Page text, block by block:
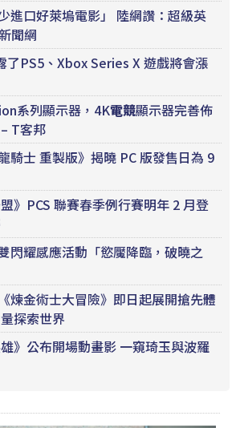
進口好萊塢電影」 陸網讚：超級英
聞網
了PS5、Xbox Series X 遊戲將會漲
系列顯示器，4K電競顯示器完善佈
T客邦
騎士 重製版》揭曉 PC 版發售日為 9
》PCS 聯賽春季例行賽明年 2 月登
閃耀感應活動「慾魘降臨，破曉之
煉金術士大冒險》即日起展開搶先體
探索世界
》公布開場動畫影 一窺琦玉與波羅